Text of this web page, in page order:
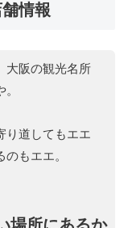
情報
大阪の観光名所
り道してもエエ
もエエ。